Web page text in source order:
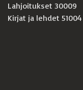
Lahjoitukset 30009
Kirjat ja lehdet 51004